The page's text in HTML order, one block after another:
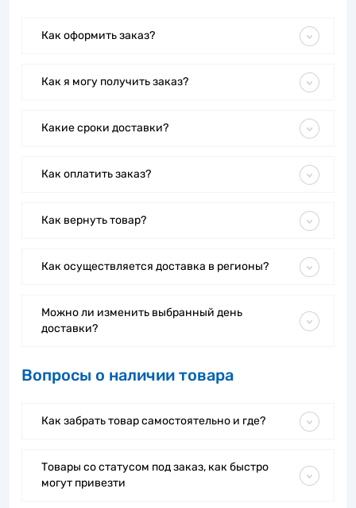
Как оформить заказ?
Как я могу получить заказ?
Какие сроки доставки?
Как оплатить заказ?
Как вернуть товар?
Как осуществляется доставка в регионы?
Можно ли изменить выбранный день
доставки?
Вопросы о наличии товара
Как забрать товар самостоятельно и где?
Товары со статусом под заказ, как быстро
могут привезти